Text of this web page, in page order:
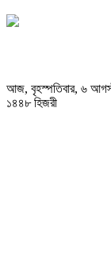
আজ, বৃহস্পতিবার, ৬
১৪৪৮ হিজরী